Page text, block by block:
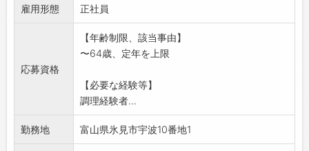
状』の交付を
受けて下さい。
「変更範囲:会
社の定める業務」
雇用形態 正社員
応募資格
【年齢制限、該当事由】
〜64歳、定年を上限
【必要な経験等】
調理経験者...
勤務地 富山県氷見市宇波10番地1